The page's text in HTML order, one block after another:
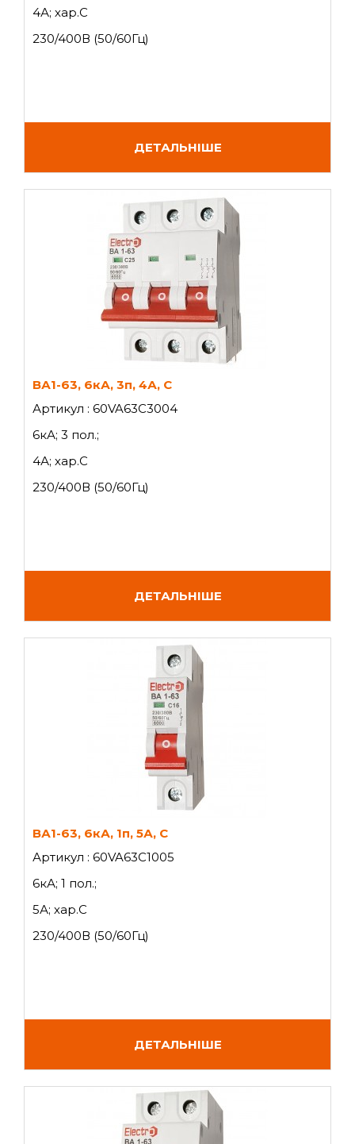
4А; хар.C
230/400В (50/60Гц)
ДЕТАЛЬНІШЕ
ВА1-63, 6кА, 3п, 4А, C
Артикул : 60VA63C3004
6кА; 3 пол.;
4А; хар.C
230/400В (50/60Гц)
ДЕТАЛЬНІШЕ
ВА1-63, 6кА, 1п, 5А, C
Артикул : 60VA63C1005
6кА; 1 пол.;
5А; хар.C
230/400В (50/60Гц)
ДЕТАЛЬНІШЕ